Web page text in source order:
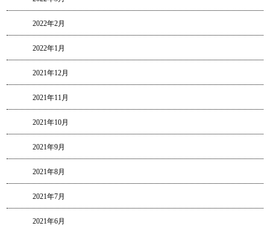
2022年2月
2022年1月
2021年12月
2021年11月
2021年10月
2021年9月
2021年8月
2021年7月
2021年6月